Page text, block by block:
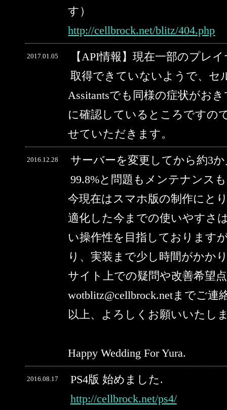
す）
http://cellbrock.net/blitz/404.php
2017.01.05
【API情報】現在一部のプレ
取得できていないようで、セ
Assitantsでも同様の症状がお
に確認しているところですの
せていただきます。
2016.12.28
サーバーを変更してから約3
99.8%と問題もメンテナンス
今現在はスマホ版の制作にと
適化した今までの使いやすさ
い操作性を目指しております
り、実装まで少し時間がかか
サイト上での疑問や改善希望
wotblitz@cellbrock.netまでご連
以上、よろしくお願いいたし
Happy Wedding For Yura.
2016.08.17
PS4版 始めました.
http://cellbrock.net/ps4/